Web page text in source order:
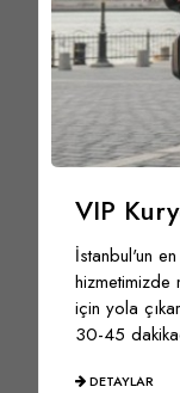
VIP
İstanbul'un
için yola
30-45
DETAYLAR